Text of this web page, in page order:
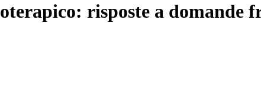
risposte a domande